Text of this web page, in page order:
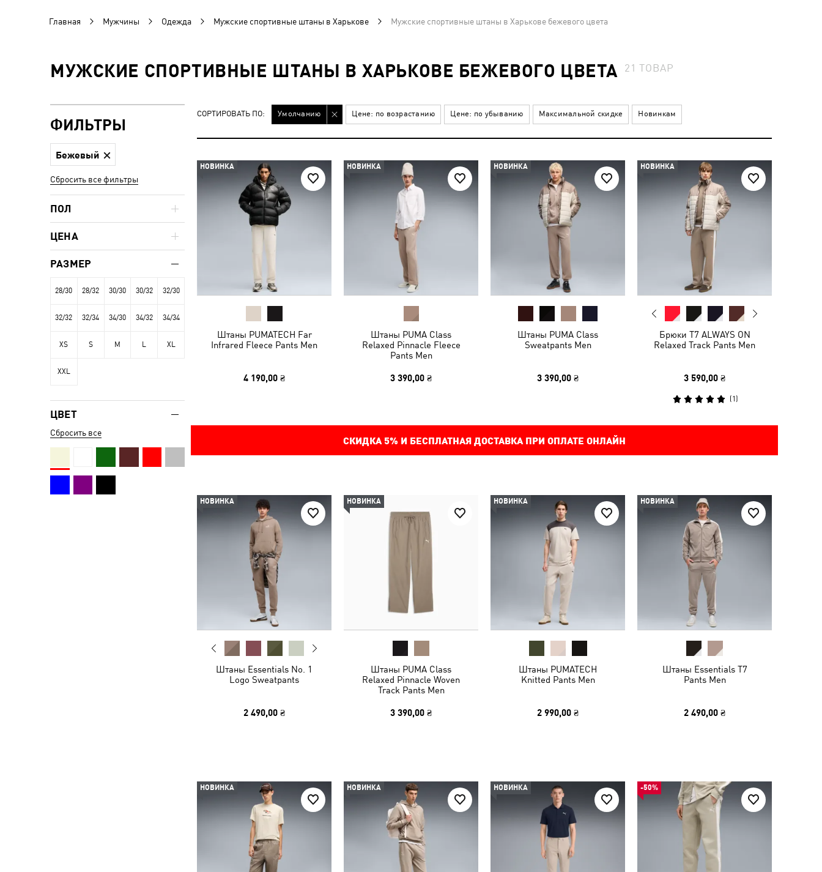
Главная Мужчины Одежда Мужские спортивные штаны в Харькове Мужские спортивные штаны в Харькове бежевого цвета
МУЖСКИЕ СПОРТИВНЫЕ ШТАНЫ В ХАРЬКОВЕ БЕЖЕВОГО ЦВЕТА 21ТОВАР
СОРТИРОВАТЬ ПО: Умолчанию Цене: по возрастанию Цене: по убыванию Максимальной скидке Новинкам
НОВИНКА
Штаны PUMATECH Far
Infrared Fleece Pants Men
4 190,00 ₴
НОВИНКА
Штаны PUMA Class
Relaxed Pinnacle Fleece
Pants Men
3 390,00 ₴
НОВИНКА
Штаны PUMA Class
Sweatpants Men
3 390,00 ₴
НОВИНКА
Брюки T7 ALWAYS ON
Relaxed Track Pants Men
3 590,00 ₴
(1 )
СКИДКА 5% И БЕСПЛАТНАЯ ДОСТАВКА ПРИ ОПЛАТЕ ОНЛАЙН
НОВИНКА
Штаны Essentials No. 1
Logo Sweatpants
2 490,00 ₴
НОВИНКА
Штаны PUMA Class
Relaxed Pinnacle Woven
Track Pants Men
3 390,00 ₴
НОВИНКА
Штаны PUMATECH
Knitted Pants Men
2 990,00 ₴
НОВИНКА
Штаны Essentials T7
Pants Men
2 490,00 ₴
НОВИНКА НОВИНКА НОВИНКА -50%
ФИЛЬТРЫ
Бежевый
Сбросить все фильтры
ПОЛ
ЦЕНА
РАЗМЕР
28/30 28/32 30/30 30/32 32/30
32/32 32/34 34/30 34/32 34/34
XS S M L XL
XXL
ЦВЕТ
Сбросить все